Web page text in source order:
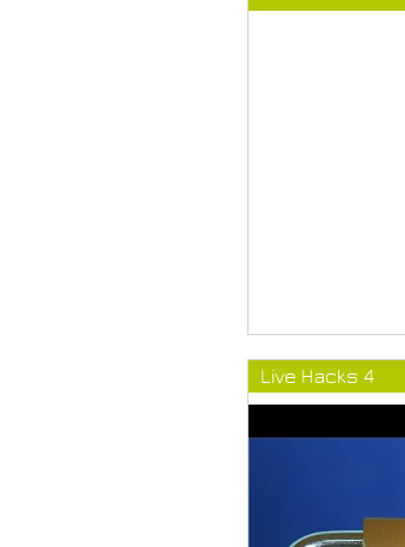
Live Hacks 4